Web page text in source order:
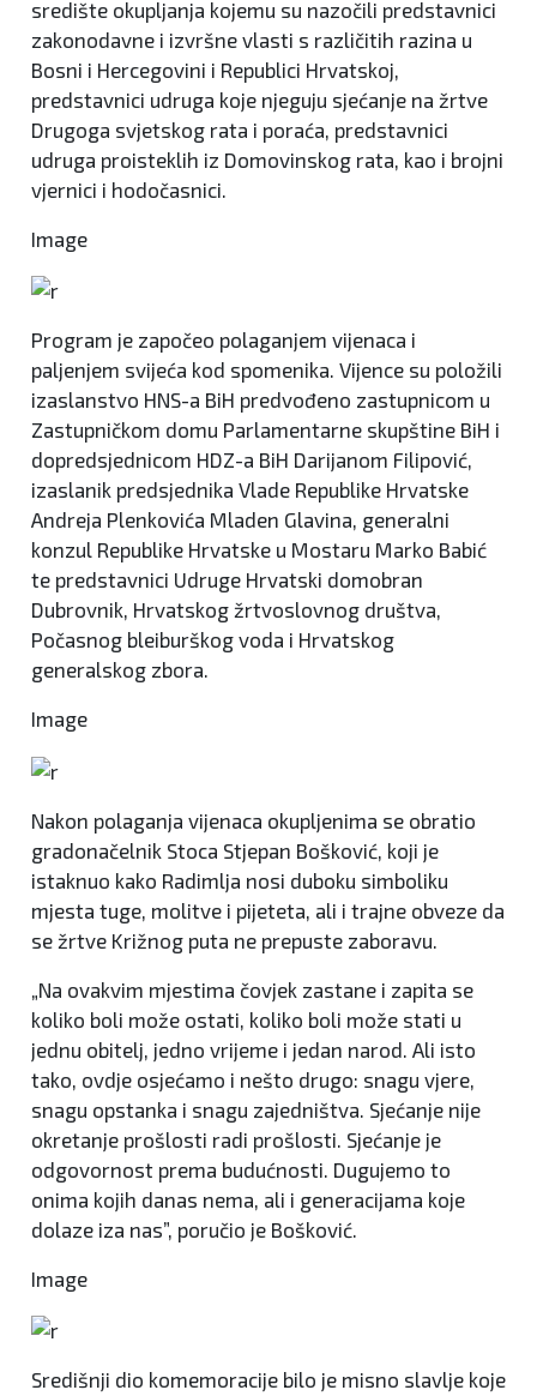
središte okupljanja kojemu su nazočili predstavnici
zakonodavne i izvršne vlasti s različitih razina u
Bosni i Hercegovini i Republici Hrvatskoj,
predstavnici udruga koje njeguju sjećanje na žrtve
Drugoga svjetskog rata i poraća, predstavnici
udruga proisteklih iz Domovinskog rata, kao i brojni
vjernici i hodočasnici.
Image
Program je započeo polaganjem vijenaca i
paljenjem svijeća kod spomenika. Vijence su položili
izaslanstvo HNS-a BiH predvođeno zastupnicom u
Zastupničkom domu Parlamentarne skupštine BiH i
dopredsjednicom HDZ-a BiH Darijanom Filipović,
izaslanik predsjednika Vlade Republike Hrvatske
Andreja Plenkovića Mladen Glavina, generalni
konzul Republike Hrvatske u Mostaru Marko Babić
te predstavnici Udruge Hrvatski domobran
Dubrovnik, Hrvatskog žrtvoslovnog društva,
Počasnog bleiburškog voda i Hrvatskog
generalskog zbora.
Image
Nakon polaganja vijenaca okupljenima se obratio
gradonačelnik Stoca Stjepan Bošković, koji je
istaknuo kako Radimlja nosi duboku simboliku
mjesta tuge, molitve i pijeteta, ali i trajne obveze da
se žrtve Križnog puta ne prepuste zaboravu.
„Na ovakvim mjestima čovjek zastane i zapita se
koliko boli može ostati, koliko boli može stati u
jednu obitelj, jedno vrijeme i jedan narod. Ali isto
tako, ovdje osjećamo i nešto drugo: snagu vjere,
snagu opstanka i snagu zajedništva. Sjećanje nije
okretanje prošlosti radi prošlosti. Sjećanje je
odgovornost prema budućnosti. Dugujemo to
onima kojih danas nema, ali i generacijama koje
dolaze iza nas”, poručio je Bošković.
Image
Središnji dio komemoracije bilo je misno slavlje koje